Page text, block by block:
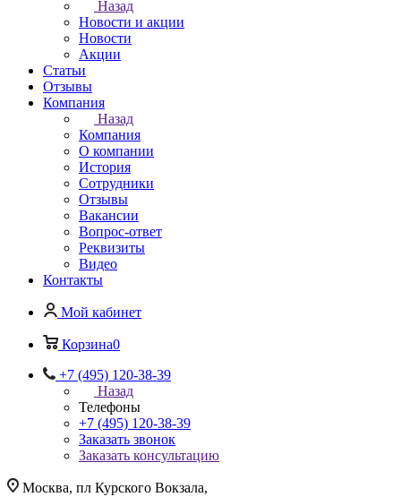
Назад
Новости и акции
Новости
Акции
Статьи
Отзывы
Компания
Назад
Компания
О компании
История
Сотрудники
Отзывы
Вакансии
Вопрос-ответ
Реквизиты
Видео
Контакты
Мой кабинет
Корзина0
+7 (495) 120-38-39
Назад
Телефоны
+7 (495) 120-38-39
Заказать звонок
Заказать консультацию
Москва, пл Курского Вокзала,